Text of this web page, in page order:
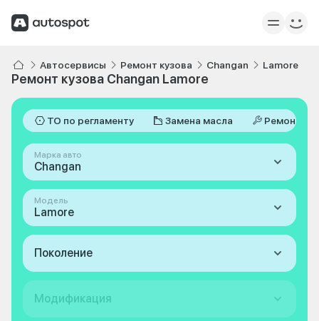
Автосервисы Ремонт кузова Changan Lamore
Ремонт кузова Changan Lamore
ТО по регламенту Замена масла Ремонт
Марка авто
Changan
Модель
Lamore
Поколение
Модификация